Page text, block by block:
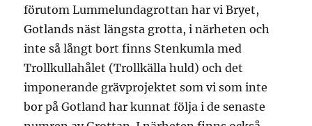
förutom Lummelundagrottan har vi Bryet,
Gotlands näst längsta grotta, i närheten och
inte så långt bort finns Stenkumla med
Trollkullahålet (Trollkälla huld) och det
imponerande grävprojektet som vi som inte
bor på Gotland har kunnat följa i de senaste